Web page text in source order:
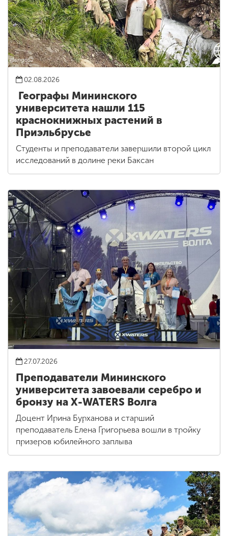
02.08.2026
Географы Мининского
университета нашли 115
краснокнижных растений в
Приэльбрусье
Студенты и преподаватели завершили второй цикл
исследований в долине реки Баксан
27.07.2026
Преподаватели Мининского
университета завоевали серебро и
бронзу на X-WATERS Волга
Доцент Ирина Бурханова и старший
преподаватель Елена Григорьева вошли в тройку
призеров юбилейного заплыва